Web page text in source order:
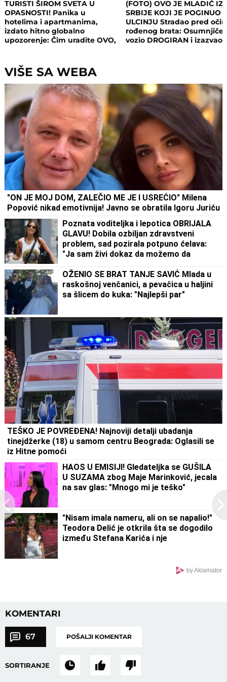
TURISTI ŠIROM SVETA U
OPASNOSTI! Panika u
hotelima i apartmanima,
izdato hitno globalno
upozorenje: Čim uradite OVO,
(FOTO) OVO JE MLADIĆ IZ
SRBIJE KOJI JE POGINUO
ULCINJU Stradao pred
rođenog brata:
vozio DROGIRAN i izazvao
VIŠE SA WEBA
"ON JE MOJ DOM, ZALEČIO ME JE I USREĆIO" Milena
Popović nikad emotivnija! Javno se obratila Igoru Juriću
Poznata voditeljka i lepotica OBRIJALA
GLAVU! Dobila ozbiljan zdravstveni
problem, sad pozirala potpuno ćelava:
"Ja sam živi dokaz da možemo da
OŽENIO SE BRAT TANJE SAVIĆ Mlada u
raskošnoj venčanici, a pevačica u haljini
sa šlicem do kuka: "Najlepši par"
TEŠKO JE POVREĐENA! Najnoviji detalji ubadanja
tinejdžerke (18) u samom centru Beograda: Oglasili se
iz Hitne pomoći
HAOS U EMISIJI! Gledateljka se GUŠILA
U SUZAMA zbog Maje Marinković, jecala
na sav glas: "Mnogo mi je teško"
"Nisam imala nameru, ali on se napalio!"
Teodora Delić je otkrila šta se dogodilo
između Stefana Karića i nje
by Aklamator
KOMENTARI
67 POŠALJI KOMENTAR
SORTIRANJE